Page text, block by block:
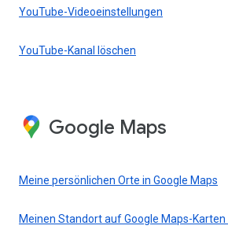
YouTube-Videoeinstellungen
YouTube-Kanal löschen
Google Maps
Meine persönlichen Orte in Google Maps
Meinen Standort auf Google Maps-